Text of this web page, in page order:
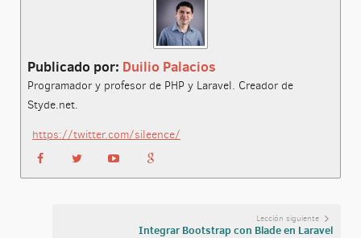
Publicado por: Duilio Palacios
Programador y profesor de PHP y Laravel. Creador de
Styde.net.
https://twitter.com/sileence/
Lección siguiente
Integrar Bootstrap con Blade en Laravel